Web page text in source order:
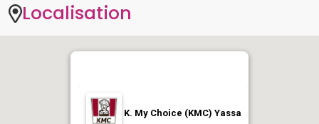
Localisation
K. My Choice (KMC) Yassa